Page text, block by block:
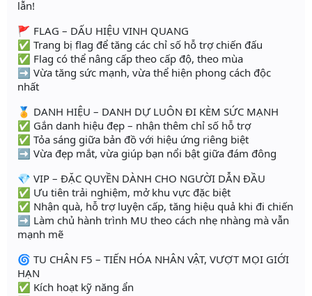
lẫn!
🚩 FLAG – DẤU HIỆU VINH QUANG
✅ Trang bị flag để tăng các chỉ số hỗ trợ chiến đấu
✅ Flag có thể nâng cấp theo cấp độ, theo mùa
➡️ Vừa tăng sức mạnh, vừa thể hiện phong cách độc
nhất
🏅 DANH HIỆU – DANH DỰ LUÔN ĐI KÈM SỨC MẠNH
✅ Gắn danh hiệu đẹp – nhận thêm chỉ số hỗ trợ
✅ Tỏa sáng giữa bản đồ với hiệu ứng riêng biệt
➡️ Vừa đẹp mắt, vừa giúp bạn nổi bật giữa đám đông
💎 VIP – ĐẶC QUYỀN DÀNH CHO NGƯỜI DẪN ĐẦU
✅ Ưu tiên trải nghiệm, mở khu vực đặc biệt
✅ Nhận quà, hỗ trợ luyện cấp, tăng hiệu quả khi đi chiến
➡️ Làm chủ hành trình MU theo cách nhẹ nhàng mà vẫn
mạnh mẽ
🌀 TU CHÂN F5 – TIẾN HÓA NHÂN VẬT, VƯỢT MỌI GIỚI
HẠN
✅ Kích hoạt kỹ năng ẩn